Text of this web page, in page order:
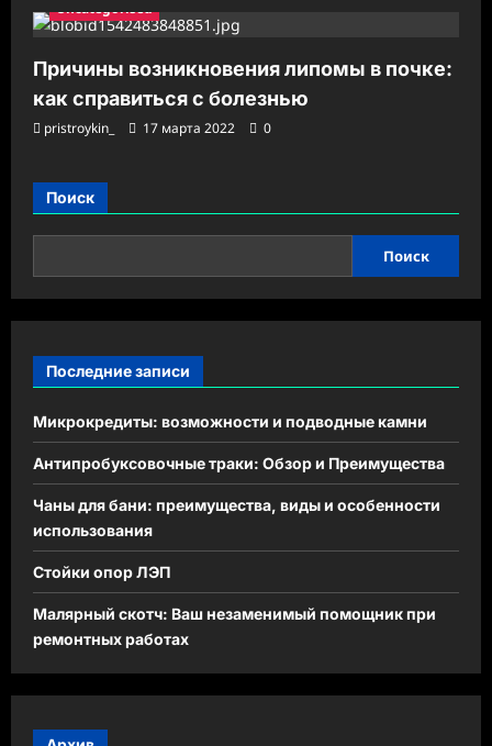
Uncategorised
Причины возникновения липомы в почке:
как справиться с болезнью
pristroykin_ 17 марта 2022 0
Поиск
Поиск
Последние записи
Микрокредиты: возможности и подводные камни
Антипробуксовочные траки: Обзор и Преимущества
Чаны для бани: преимущества, виды и особенности
использования
Стойки опор ЛЭП
Малярный скотч: Ваш незаменимый помощник при
ремонтных работах